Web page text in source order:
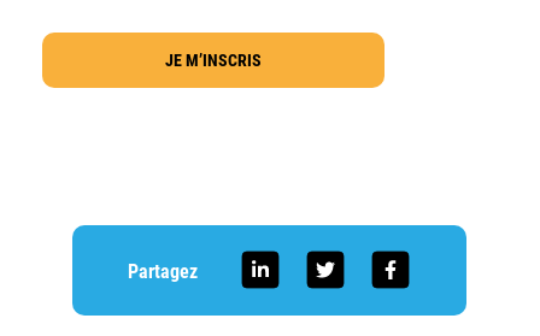
JE M’INSCRIS
Partagez